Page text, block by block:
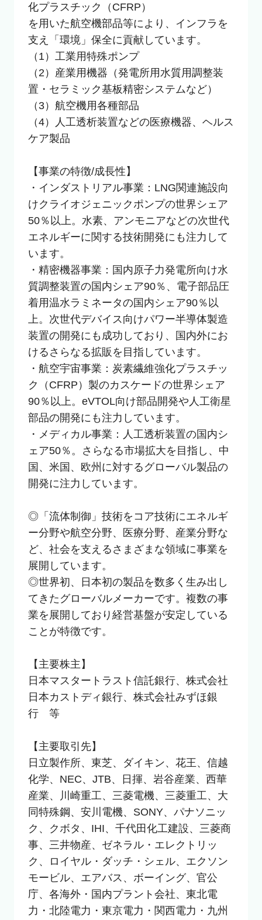
化プラスチック（CFRP）
を用いた航空機部品等により、インフラを
支え「環境」保全に貢献しています。
（1）工業用特殊ポンプ
（2）産業用機器（発電所用水質用調整装
置・セラミック基板精密システムなど）
（3）航空機用各種部品
（4）人工透析装置などの医療機器、ヘルス
ケア製品
【事業の特徴/成長性】
・インダストリアル事業：LNG関連施設向
けクライオジェニックポンプの世界シェア
50％以上。水素、アンモニアなどの次世代
エネルギーに関する技術開発にも注力して
います。
・精密機器事業：国内原子力発電所向け水
質調整装置の国内シェア90％、電子部品圧
着用温水ラミネータの国内シェア90％以
上。次世代デバイス向けパワー半導体製造
装置の開発にも成功しており、国内外にお
けるさらなる拡販を目指しています。
・航空宇宙事業：炭素繊維強化プラスチッ
ク（CFRP）製のカスケードの世界シェア
90％以上。eVTOL向け部品開発や人工衛星
部品の開発にも注力しています。
・メディカル事業：人工透析装置の国内シ
ェア50％。さらなる市場拡大を目指し、中
国、米国、欧州に対するグローバル製品の
開発に注力しています。
◎「流体制御」技術をコア技術にエネルギ
ー分野や航空分野、医療分野、産業分野な
ど、社会を支えるさまざまな領域に事業を
展開しています。
◎世界初、日本初の製品を数多く生み出し
てきたグローバルメーカーです。複数の事
業を展開しており経営基盤が安定している
ことが特徴です。
【主要株主】
日本マスタートラスト信託銀行、株式会社
日本カストディ銀行、株式会社みずほ銀
行　等
【主要取引先】
日立製作所、東芝、ダイキン、花王、信越
化学、NEC、JTB、日揮、岩谷産業、西華
産業、川崎重工、三菱電機、三菱重工、大
同特殊鋼、安川電機、SONY、パナソニッ
ク、クボタ、IHI、千代田化工建設、三菱商
事、三井物産、ゼネラル・エレクトリッ
ク、ロイヤル・ダッチ・シェル、エクソン
モービル、エアバス、ボーイング、官公
庁、各海外・国内プラント会社、東北電
力・北陸電力・東京電力・関西電力・九州